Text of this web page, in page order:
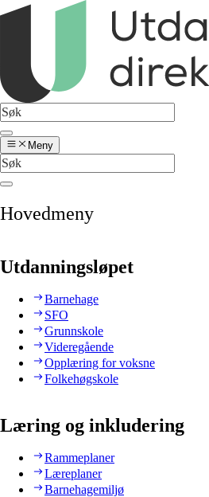
Meny
Hovedmeny
Utdanningsløpet
Barnehage
SFO
Grunnskole
Videregående
Opplæring for voksne
Folkehøgskole
Læring og inkludering
Rammeplaner
Læreplaner
Barnehagemiljø